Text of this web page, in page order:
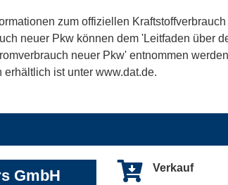
zum offiziellen
neuer Pkw können dem 'Leitfaden über
neuer Pkw' entnommen
erhältlich ist unter www.dat.de.
GmbH Verkauf